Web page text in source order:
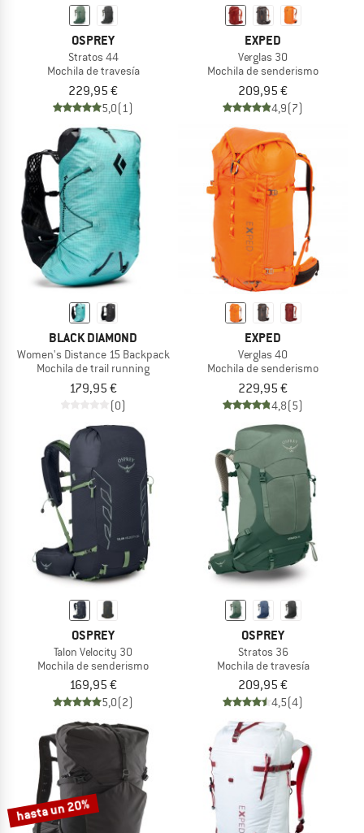
OSPREY
Stratos 44
Mochila de travesía
229,95 €
5,0(1)
EXPED
Verglas 30
Mochila de senderismo
209,95 €
4,9(7)
BLACK DIAMOND
Women's Distance 15 Backpack
Mochila de trail running
179,95 €
(0)
EXPED
Verglas 40
Mochila de senderismo
229,95 €
4,8(5)
OSPREY
Talon Velocity 30
Mochila de senderismo
169,95 €
5,0(2)
OSPREY
Stratos 36
Mochila de travesía
209,95 €
4,5(4)
hasta un 20%